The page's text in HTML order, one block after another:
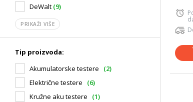
DeWalt (9)
PRIKAŽI VIŠE
Tip proizvoda:
Akumulatorske testere
(2)
Električne testere
(6)
Kružne aku testere
(1)